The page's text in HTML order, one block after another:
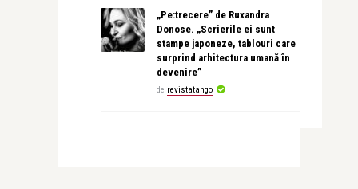
„Pe:trecere” de Ruxandra
Donose. „Scrierile ei sunt
stampe japoneze, tablouri care
surprind arhitectura umană în
devenire”
de revistatango